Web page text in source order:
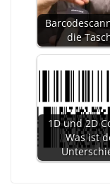
die
1D und 2D
Was ist